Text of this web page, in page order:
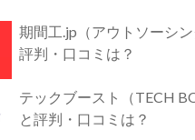
期間工.jp（アウトソーシ
評判・口コミは？
テックブースト（TECH
と評判・口コミは？